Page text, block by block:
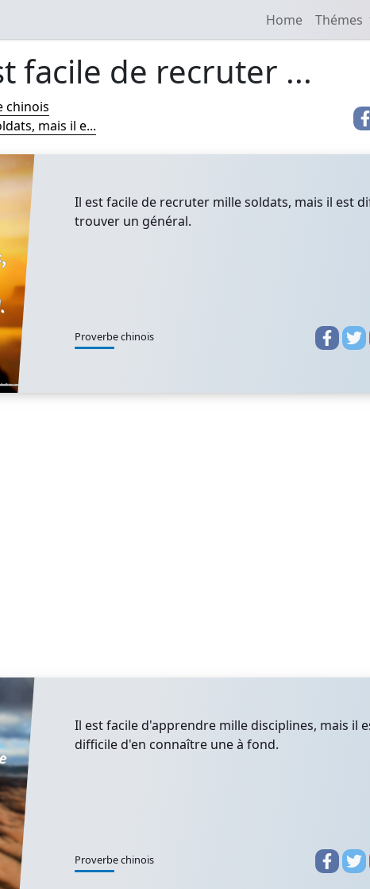
Home Thémes
facile de recruter ...
chinois
mais il e...
Il est facile de recruter mille soldats, mais il est
trouver un général.
Proverbe chinois
Il est facile d'apprendre mille disciplines, mais il
difficile d'en connaître une à fond.
Proverbe chinois